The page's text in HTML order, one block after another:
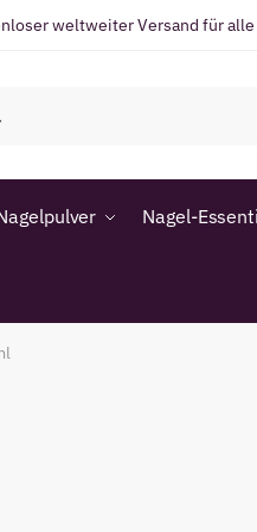
weltweiter Versand für
Nagel-